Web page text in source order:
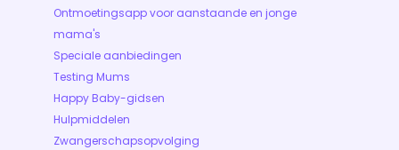
Ontmoetingsapp voor aanstaande en jonge
mama's
Speciale aanbiedingen
Testing Mums
Happy Baby-gidsen
Hulpmiddelen
Zwangerschapsopvolging